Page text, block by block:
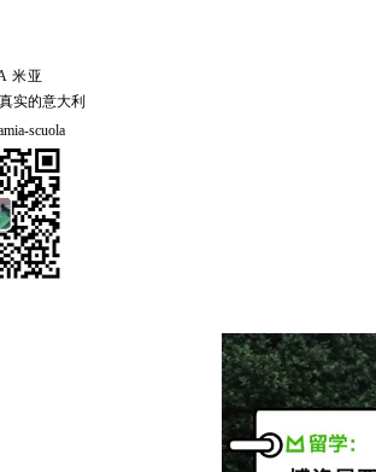
米亚
实的意大利
scuola